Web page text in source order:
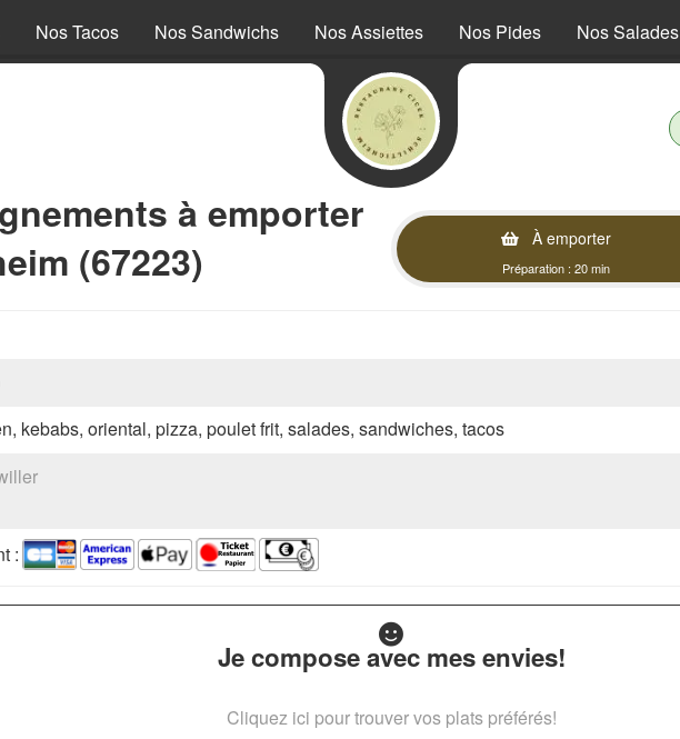
Nos Tacos Nos Sandwichs Nos Assiettes Nos Pides Nos Salades
à emporter
(67223)
À emporter
Préparation : 20 min
kebabs, oriental, pizza, poulet frit, salades, sandwiches, tacos
:
Je compose avec mes envies!
Cliquez ici pour trouver vos plats préférés!